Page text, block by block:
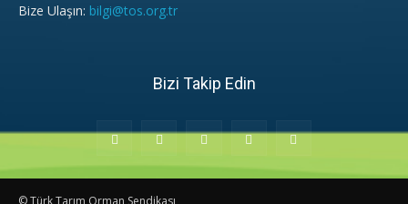
Bize Ulaşın: bilgi@tos.org.tr
Bizi Takip Edin
© Türk Tarım Orman Sendikası